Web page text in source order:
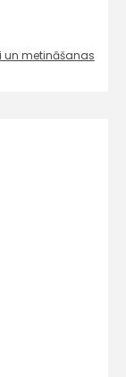
un metināšanas